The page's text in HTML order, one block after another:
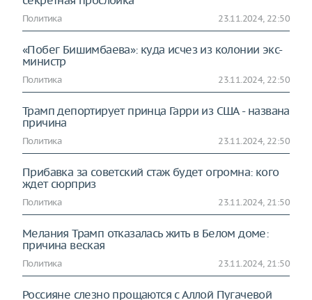
Политика 23.11.2024, 22:50
«Побег Бишимбаева»: куда исчез из колонии экс-
министр
Политика 23.11.2024, 22:50
Трамп депортирует принца Гарри из США - названа
причина
Политика 23.11.2024, 22:50
Прибавка за советский стаж будет огромна: кого
ждет сюрприз
Политика 23.11.2024, 21:50
Мелания Трамп отказалась жить в Белом доме:
причина веская
Политика 23.11.2024, 21:50
Россияне слезно прощаются с Аллой Пугачевой